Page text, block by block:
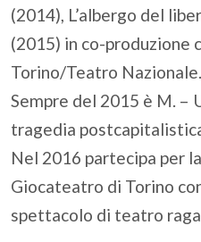
(2014), L’albergo del
(2015) in co-produzione
Torino/Teatro Nazionale.
Sempre del 2015 è M. –
tragedia
Nel 2016 partecipa per
Giocateatro di Torino
spettacolo di teatro